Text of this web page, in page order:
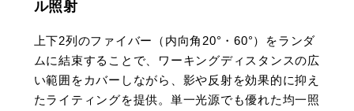
ル照射
上下2列のファイバー（内向角20°・60°）をランダ
ムに結束することで、ワーキングディスタンスの広
い範囲をカバーしながら、影や反射を効果的に抑え
たライティングを提供。単一光源でも優れた均一照